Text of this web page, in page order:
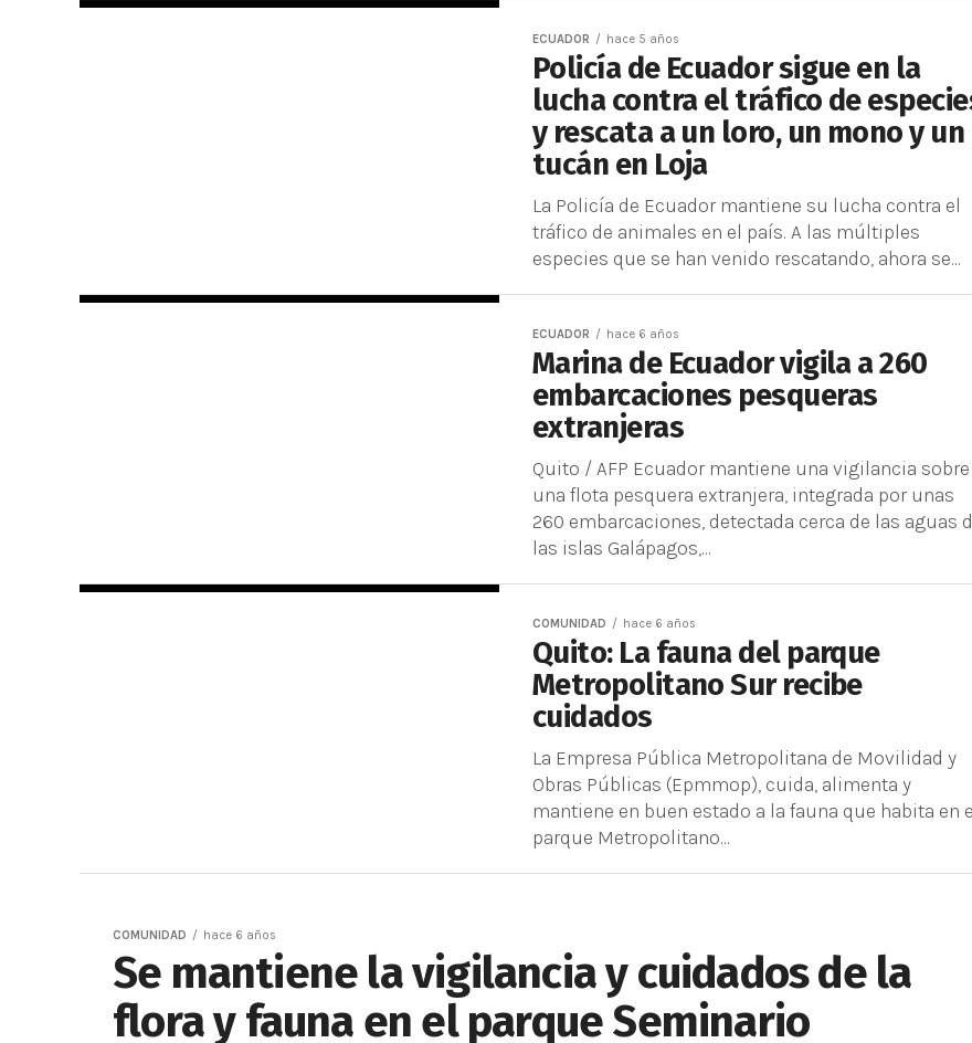
ECUADOR hace 5 años
Policía de Ecuador sigue en la
lucha contra el tráfico de
y rescata a un loro, un mono y un
tucán en Loja
La Policía de Ecuador mantiene su lucha contra el
tráfico de animales en el país. A las múltiples
especies que se han venido rescatando, ahora se...
ECUADOR hace 6 años
Marina de Ecuador vigila a 260
embarcaciones pesqueras
extranjeras
Quito / AFP Ecuador mantiene una vigilancia sobre
una flota pesquera extranjera, integrada por unas
260 embarcaciones, detectada cerca de las aguas
las islas Galápagos,...
COMUNIDAD hace 6 años
Quito: La fauna del parque
Metropolitano Sur recibe
cuidados
La Empresa Pública Metropolitana de Movilidad y
Obras Públicas (Epmmop), cuida, alimenta y
mantiene en buen estado a la fauna que habita en el
parque Metropolitano...
COMUNIDAD hace 6 años
Se mantiene la vigilancia y cuidados de la
flora y fauna en el parque Seminario